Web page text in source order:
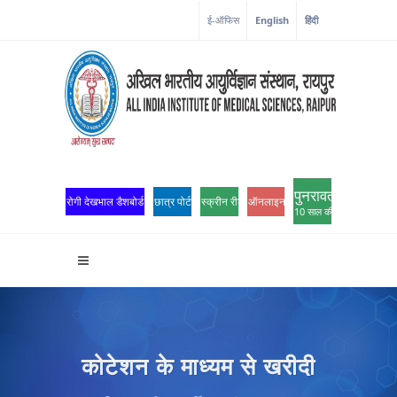
ई-ऑफिस English हिंदी
रोगी देखभाल डैशबोर्ड छात्र पोर्टल स्क्रीन रीडर एक्सेसऑनलाइन ओपीडी पंजीकरण
पुनरावर्तन
10 साल की उत्कृष्टता
कोटेशन के माध्यम से खरीदी